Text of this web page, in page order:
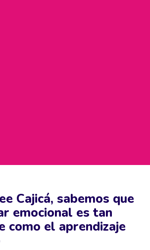
Cajicá, sabemos que
emocional es tan
como el aprendizaje